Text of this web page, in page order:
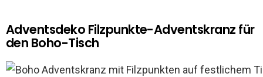
Adventsdeko Filzpunkte-Adventskranz für
den Boho-Tisch